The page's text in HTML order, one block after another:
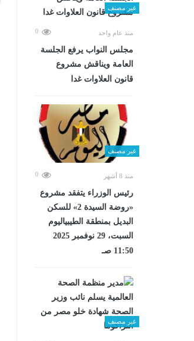
غير مصنف
منذ عام واحد 0
مجلس النواب يرفع الجلسة
العامة ويناقش مشروع
قانون العلاوات غدا
غير مصنف
منذ 8 أشهر 0
رئيس الوزراء يتفقد مشروع
«روضة السيدة 2» للسكن
البديل بمنطقة الطيبياليوم
السبت، 29 نوفمبر 2025
11:50 صـ
غير مصنف